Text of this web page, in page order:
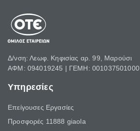
Δ/νση: Λεωφ. Κηφισίας αρ. 99, Μαρούσι
ΑΦΜ: 094019245 | ΓΕΜΗ: 001037501000
Υπηρεσίες
Επείγουσες Εργασίες
Προσφορές 11888 giaola